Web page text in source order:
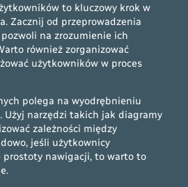
to kluczowy krok w
Zacznij od przeprowadzenia
na zrozumienie ich
również zorganizować
użytkowników w proces
polega na wyodrębnieniu
Użyj narzędzi takich jak diagramy
zależności między
jeśli użytkownicy
prostoty nawigacji, to warto to